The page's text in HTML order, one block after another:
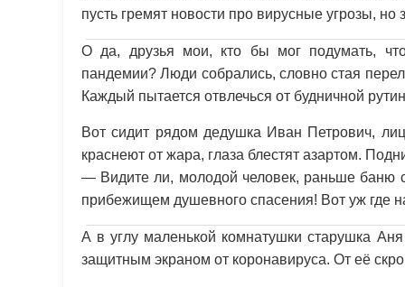
пусть гремят новости про вирусные угрозы,
О да, друзья мои, кто бы мог подумать,
пандемии? Люди собрались, словно стая
Каждый пытается отвлечься от будничной
Вот сидит рядом дедушка Иван Петрович,
краснеют от жара, глаза блестят азартом.
— Видите ли, молодой человек, раньше баню
прибежищем душевного спасения! Вот уж где
А в углу маленькой комнатушки старушка
защитным экраном от коронавируса. От её